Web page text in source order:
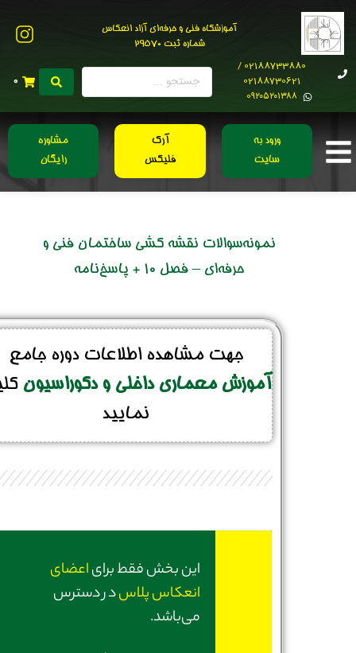
آموزشگاه فنی و حرفه‌ای آزاد انعکاس
شماره ثبت 29570
02188733880 /
02188730621
0۹۲۰۵۲۰۱۳۸۸
0
ورود به
سایت
آرک
فلیکس
مشاوره
رایگان
نمونه‌سوالات نقشه کشی ساختمان فنی و
حرفه‌ای – فصل 10 + پاسخ‌نامه
جهت مشاهده اطلاعات دوره جامع
آموزش معماری داخلی و دکوراسیون
نمایید
این بخش فقط برایاعضای
انعکاس پلاسدر دسترس
می‌باشد.